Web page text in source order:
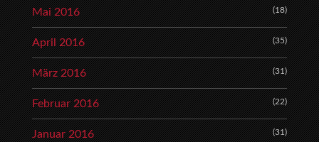
Mai 2016 (18)
April 2016 (35)
März 2016 (31)
Februar 2016 (22)
Januar 2016 (31)